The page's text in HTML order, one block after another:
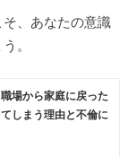
、あなたの意識
。
場から家庭に戻った
しまう理由と不倫に